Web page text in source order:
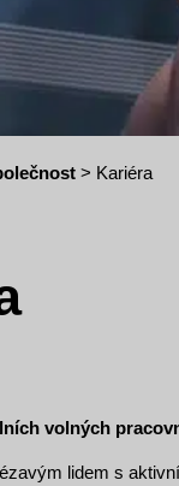
> Kariéra
volných
lidem s